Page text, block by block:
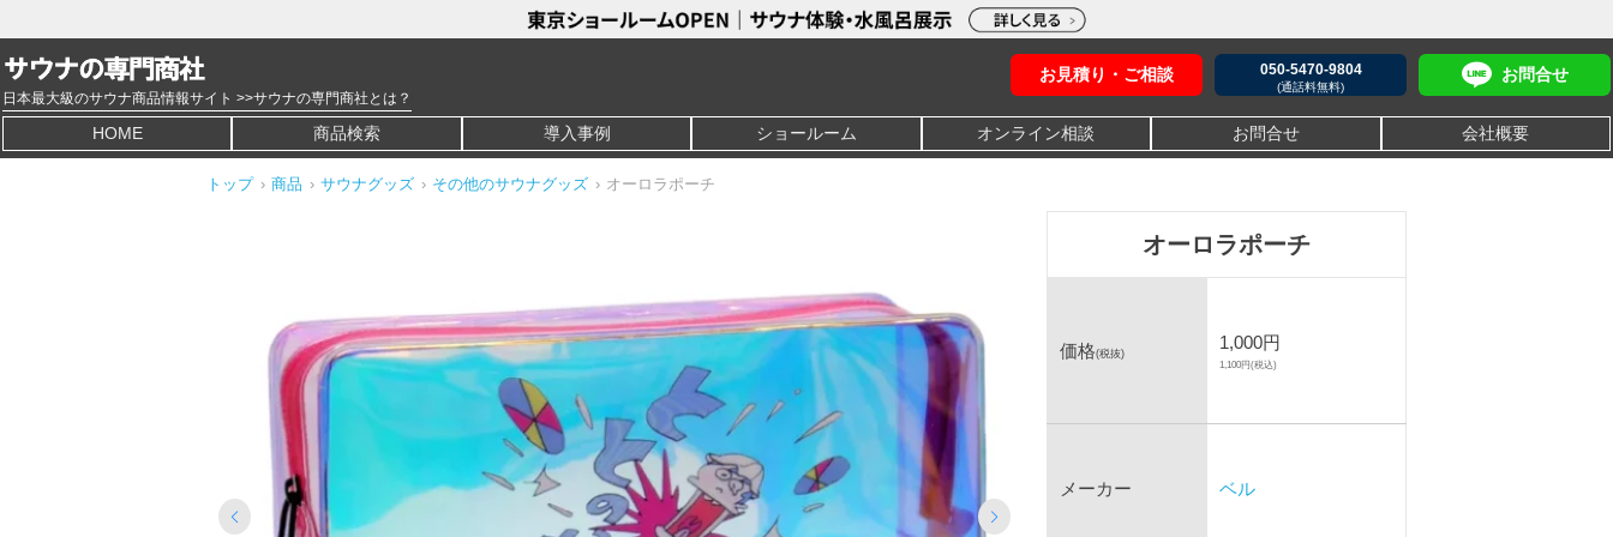
日本最大級のサウナ商品情報サイト >>サウナの専門商社とは？
お見積り・ご相談 050-5470-9804
(通話料無料)
お問合せ
HOME 商品検索 導入事例 ショールーム オンライン相談 お問合せ 会社概要
トップ › 商品 › サウナグッズ › その他のサウナグッズ › オーロラポーチ
オーロラポーチ
価格(税抜)
1,000円
1,100円(税込)
メーカー ベル